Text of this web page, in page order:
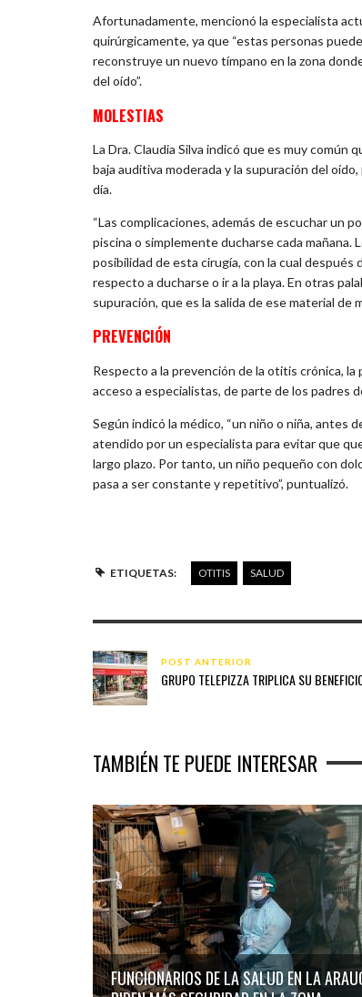
Afortunadamente, mencionó la especialista
quirúrgicamente, ya que “estas personas
reconstruye un nuevo tímpano en la zona
del oído”.
MOLESTIAS
La Dra. Claudia Silva indicó que es muy
baja auditiva moderada y la supuración del
día.
“Las complicaciones, además de escuchar un
piscina o simplemente ducharse cada
posibilidad de esta cirugía, con la cual
respecto a ducharse o ir a la playa. En otras
supuración, que es la salida de ese material de
PREVENCIÓN
Respecto a la prevención de la otitis crónica,
acceso a especialistas, de parte de los padres
Según indicó la médico, “un niño o niña, antes
atendido por un especialista para evitar que
largo plazo. Por tanto, un niño pequeño con
pasa a ser constante y repetitivo”, puntualizó.
ETIQUETAS: OTITIS SALUD
POST ANTERIOR
GRUPO TELEPIZZA TRIPLICA SU
TAMBIÉN TE PUEDE INTERESAR
FUNCIONARIOS DE LA SALUD EN LA